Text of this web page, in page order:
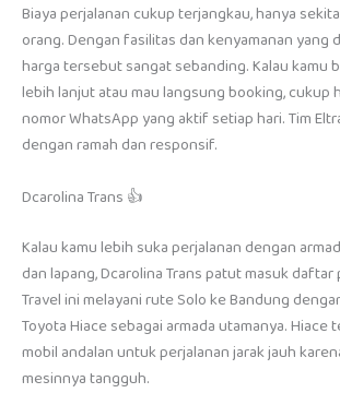
Biaya perjalanan cukup terjangkau, hanya
orang. Dengan fasilitas dan kenyamanan yang
harga tersebut sangat sebanding. Kalau kamu
lebih lanjut atau mau langsung booking, cukup
nomor WhatsApp yang aktif setiap hari. Tim
dengan ramah dan responsif.
Dcarolina Trans 👍
Kalau kamu lebih suka perjalanan dengan
dan lapang, Dcarolina Trans patut masuk
Travel ini melayani rute Solo ke Bandung
Toyota Hiace sebagai armada utamanya. Hiace
mobil andalan untuk perjalanan jarak jauh
mesinnya tangguh.